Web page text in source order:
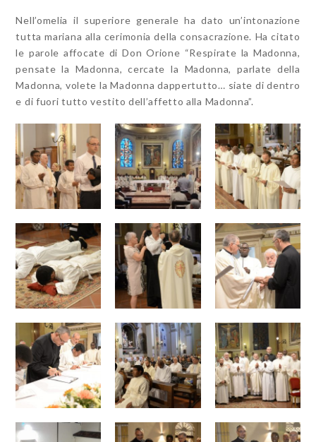
Nell’omelia il superiore generale ha dato un’intonazione
tutta mariana alla cerimonia della consacrazione. Ha citato
le parole affocate di Don Orione “Respirate la Madonna,
pensate la Madonna, cercate la Madonna, parlate della
Madonna, volete la Madonna dappertutto… siate di dentro
e di fuori tutto vestito dell’affetto alla Madonna”.